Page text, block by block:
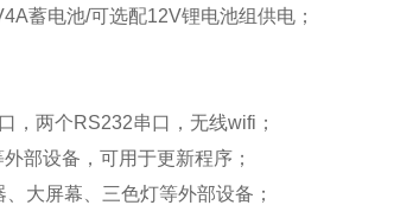
蓄电池/可选配12V锂电池组供电；
，两个RS232串口，无线wifi；
部设备，可用于更新程序；
大屏幕、三色灯等外部设备；